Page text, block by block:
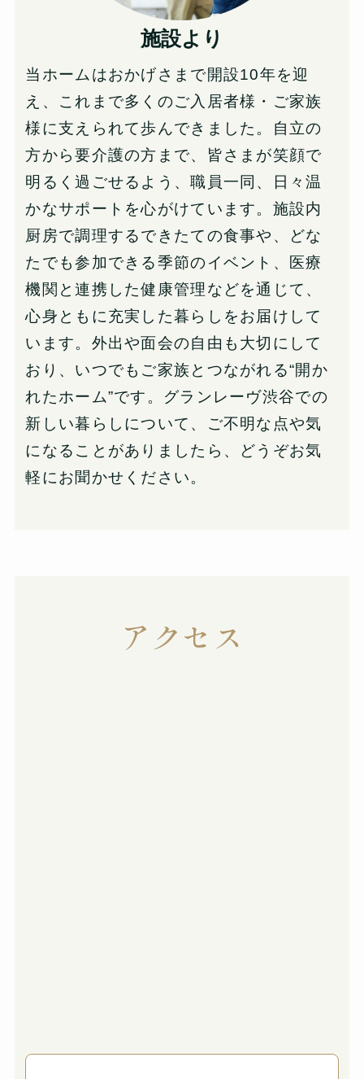
施設より
当ホームはおかげさまで開設10年を迎
え、これまで多くのご入居者様・ご家族
様に支えられて歩んできました。自立の
方から要介護の方まで、皆さまが笑顔で
明るく過ごせるよう、職員一同、日々温
かなサポートを心がけています。施設内
厨房で調理するできたての食事や、どな
たでも参加できる季節のイベント、医療
機関と連携した健康管理などを通じて、
心身ともに充実した暮らしをお届けして
います。外出や面会の自由も大切にして
おり、いつでもご家族とつながれる“開か
れたホーム”です。グランレーヴ渋谷での
新しい暮らしについて、ご不明な点や気
になることがありましたら、どうぞお気
軽にお聞かせください。
アクセス